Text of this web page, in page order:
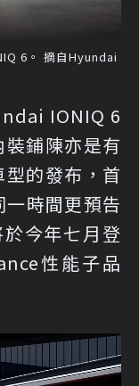
6。 摘自Hyundai
IONIQ 6
鋪陳亦是有
的發布，首
時間更預告
於今年七月登
性能子品